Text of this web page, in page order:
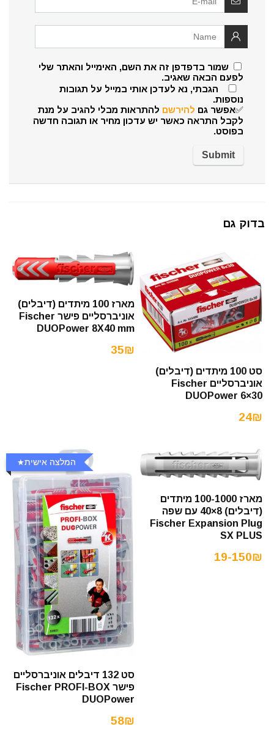
שמור בדפדפן זה את השם, האימייל והאתר שלי
לפעם הבאה שאגיב.
הגבתי, נא לעדכן אותי במייל על תגובות
נוספות.
✅אפשר גם להירשם להתראות מבלי להגיב על מנת
לקבל התראה כאשר יש עדכון מחיר או תגובה חדשה
בפוסט.
בדוק גם
סט 100 מיתדים (דיבלים)
אוניברסליים Fischer
DUOPower 6×30
24₪
מארז 100 מיתדים (דיבלים)
אוניברסליים פישר Fischer
DUOPower 8X40 mm
35₪
מארז 100-1000 מיתדים
(דיבלים) 8×40 עם שפה
Fischer Expansion Plug
SX PLUS
19-150₪
המלצה אישית
סט 132 דיבלים אוניברסליים
פישר Fischer PROFI-BOX
DUOPower
58₪